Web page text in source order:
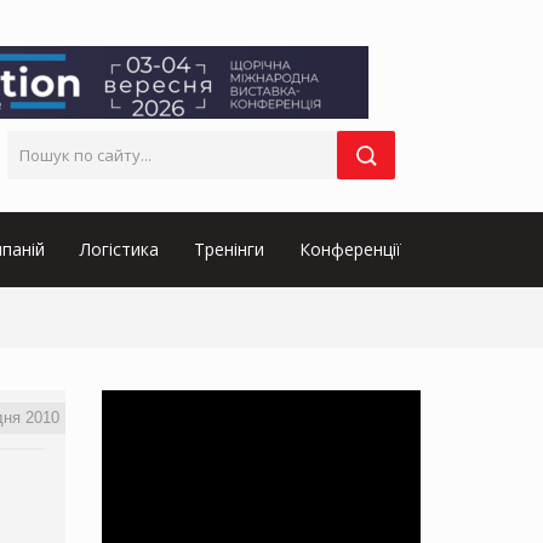
Логістика Тренінги Конференції
2010